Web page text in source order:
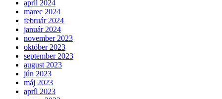
apríl 2024
marec 2024
február 2024
január 2024
november 2023
október 2023
september 2023
august 2023
jún 2023
máj 2023
apríl 2023